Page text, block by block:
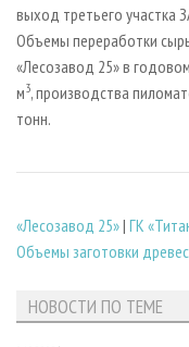
выход третьего участка
Объемы переработки
«Лесозавод 25» в
м3, производства
тонн.
«Лесозавод 25»| ГК
Объемы заготовки
НОВОСТИ ПО ТЕМЕ